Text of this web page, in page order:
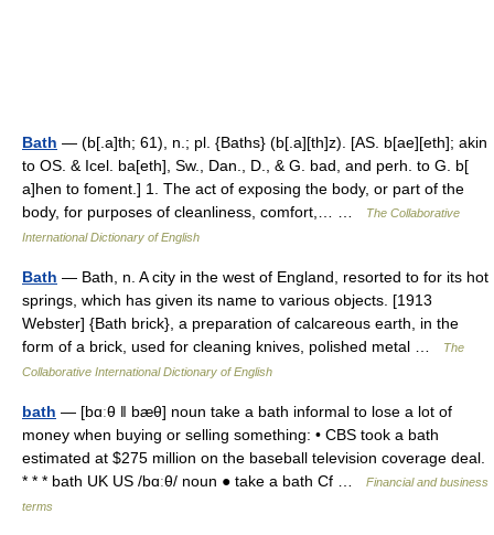
Bath — (b[.a]th; 61), n.; pl. {Baths} (b[.a][th]z). [AS. b[ae][eth]; akin
to OS. & Icel. ba[eth], Sw., Dan., D., & G. bad, and perh. to G. b[
a]hen to foment.] 1. The act of exposing the body, or part of the
body, for purposes of cleanliness, comfort,… …
The Collaborative
International Dictionary of English
Bath — Bath, n. A city in the west of England, resorted to for its hot
springs, which has given its name to various objects. [1913
Webster] {Bath brick}, a preparation of calcareous earth, in the
form of a brick, used for cleaning knives, polished metal …
The
Collaborative International Dictionary of English
bath — [bɑːθ ǁ bæθ] noun take a bath informal to lose a lot of
money when buying or selling something: • CBS took a bath
estimated at $275 million on the baseball television coverage deal.
* * * bath UK US /bɑːθ/ noun ● take a bath Cf …
Financial and business
terms